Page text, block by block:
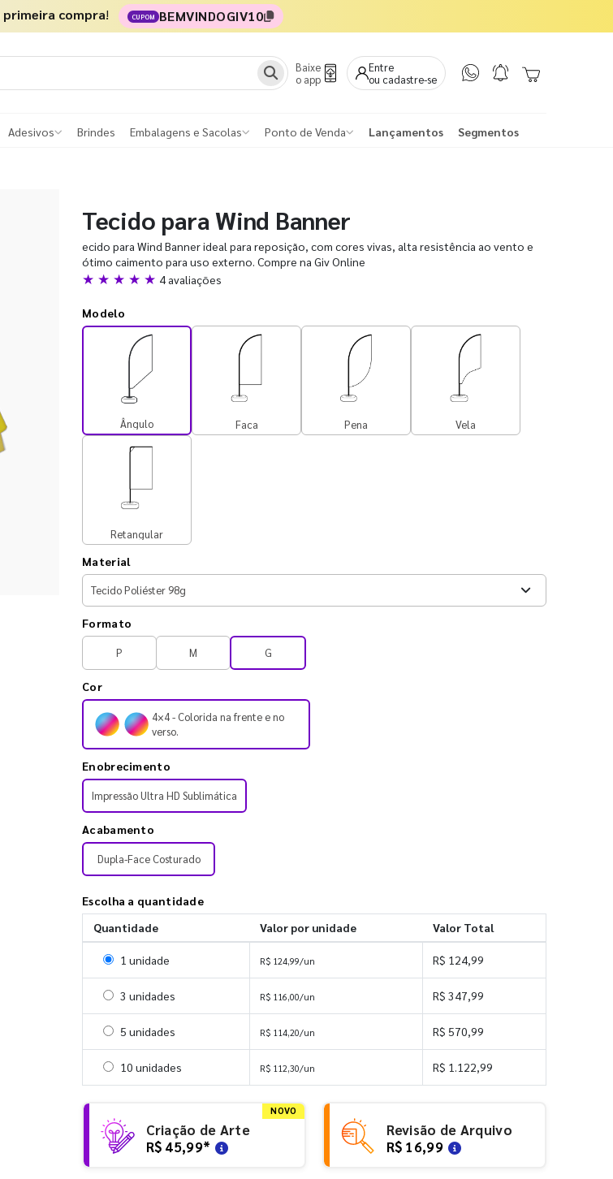
primeira compra! CUPOM BEMVINDOGIV10
Baixe
o app
Entre
ou cadastre-se
Adesivos Brindes Embalagens e Sacolas Ponto de Venda Lançamentos Segmentos
Tecido para Wind Banner
ecido para Wind Banner ideal para reposição, com cores vivas, alta resistência ao vento e
ótimo caimento para uso externo. Compre na Giv Online
★ ★ ★ ★ ★ 4 avaliações
Modelo
Ângulo Faca Pena Vela
Retangular
Material
Formato
P M G
Cor
4×4 - Colorida na frente e no
verso.
Enobrecimento
Impressão Ultra HD Sublimática
Acabamento
Dupla-Face Costurado
Escolha a quantidade
Quantidade
Valor por unidade Valor Total
Selecionar 1 unidade
1 unidade R$ 124,99/un R$ 124,99
Selecionar 3 unidades
3 unidades R$ 116,00/un R$ 347,99
Selecionar 5 unidades
5 unidades R$ 114,20/un R$ 570,99
Selecionar 10 unidades
10 unidades R$ 112,30/un R$ 1.122,99
NOVO
Criação de Arte
R$ 45,99*
Revisão de Arquivo
R$ 16,99